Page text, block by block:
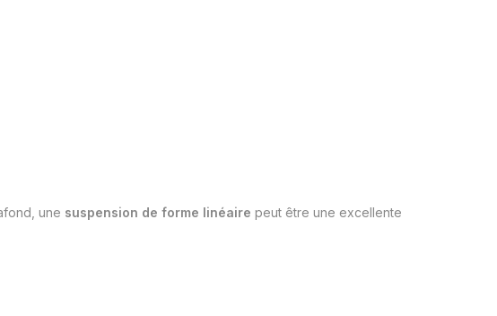
une suspension de forme linéaire peut être une excellente